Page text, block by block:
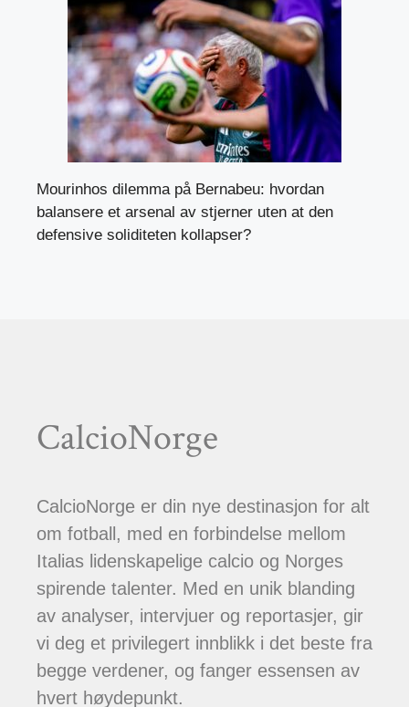
Mourinhos dilemma på Bernabeu: hvordan
balansere et arsenal av stjerner uten at den
defensive soliditeten kollapser?
CalcioNorge
CalcioNorge er din nye destinasjon for alt
om fotball, med en forbindelse mellom
Italias lidenskapelige calcio og Norges
spirende talenter. Med en unik blanding
av analyser, intervjuer og reportasjer, gir
vi deg et privilegert innblikk i det beste fra
begge verdener, og fanger essensen av
hvert høydepunkt.